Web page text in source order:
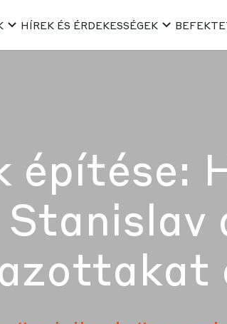
HÍREK ÉS ÉRDEKESSÉGEK
építése: